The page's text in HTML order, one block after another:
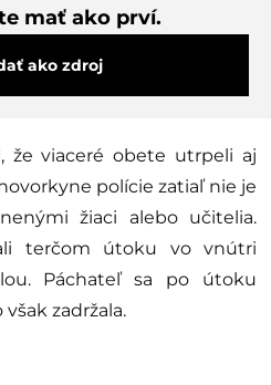
mať ako prví.
ako zdroj
že viaceré obete utrpeli aj
polície zatiaľ nie je
žiaci alebo učitelia.
terčom útoku vo vnútri
Páchateľ sa po útoku
zadržala.